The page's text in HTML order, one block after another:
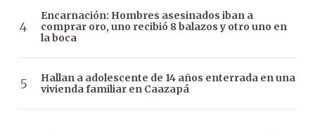
Encarnación: Hombres asesinados iban a
comprar oro, uno recibió 8 balazos y otro uno en
la boca
Hallan a adolescente de 14 años enterrada en una
vivienda familiar en Caazapá